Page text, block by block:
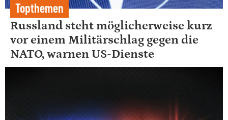
Topthemen
Russland steht möglicherweise kurz
vor einem Militärschlag gegen die
NATO, warnen US-Dienste